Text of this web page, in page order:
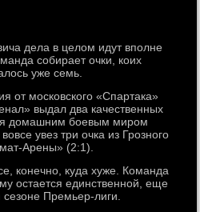
дела в целом идут вполне
собирает очки, коих
уже семь.
от московского «Спартака»
выдал два качественных
домашним боевым миром
увез три очка из Грозного
Арены» (2:1).
конечно, куда хуже. Команда
остается единственной, еще
Премьер-лиги.